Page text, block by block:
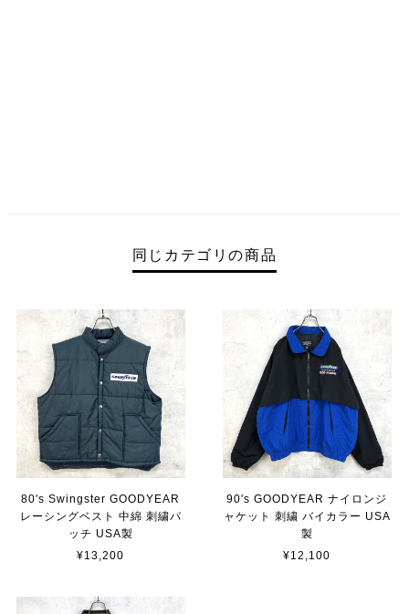
同じカテゴリの商品
80's Swingster GOODYEAR
レーシングベスト 中綿 刺繍パ
ッチ USA製
¥13,200
90's GOODYEAR ナイロンジ
ャケット 刺繍 バイカラー USA
製
¥12,100